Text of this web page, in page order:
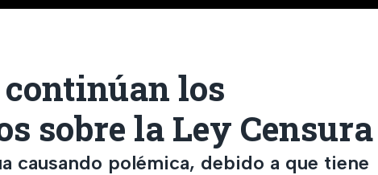
continúan los
sobre la Ley Censura
causando polémica, debido a que tiene